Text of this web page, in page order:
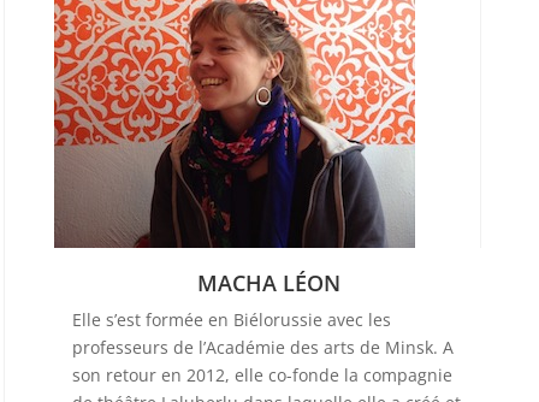
MACHA LÉON
Elle s’est formée en Biélorussie avec les
professeurs de l’Académie des arts de Minsk. A
son retour en 2012, elle co-fonde la compagnie